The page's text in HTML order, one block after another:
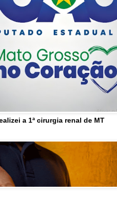
a 1ª cirurgia renal de MT